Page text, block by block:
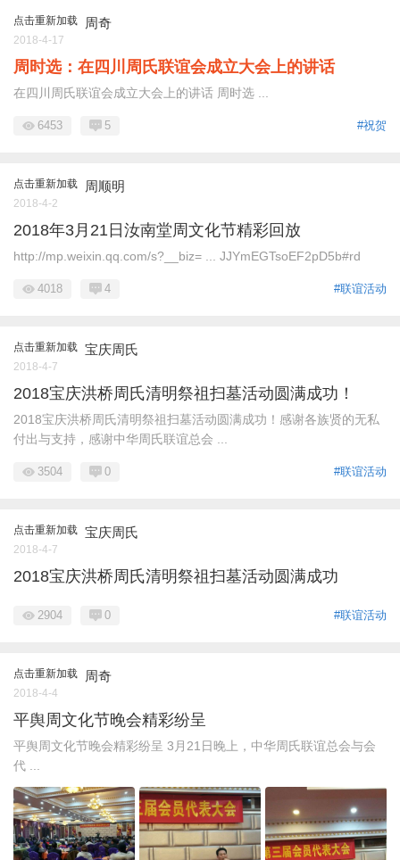
点击重新加载 周奇
2018-4-17
周时选：在四川周氏联谊会成立大会上的讲话
在四川周氏联谊会成立大会上的讲话 周时选 ...
#祝贺
6453 5
点击重新加载 周顺明
2018-4-2
2018年3月21日汝南堂周文化节精彩回放
http://mp.weixin.qq.com/s?__biz= ... JJYmEGTsoEF2pD5b#rd
#联谊活动
4018 4
点击重新加载 宝庆周氏
2018-4-7
2018宝庆洪桥周氏清明祭祖扫墓活动圆满成功！
2018宝庆洪桥周氏清明祭祖扫墓活动圆满成功！感谢各族贤的无私
付出与支持，感谢中华周氏联谊总会 ...
#联谊活动
3504 0
点击重新加载 宝庆周氏
2018-4-7
2018宝庆洪桥周氏清明祭祖扫墓活动圆满成功
#联谊活动
2904 0
点击重新加载 周奇
2018-4-4
平舆周文化节晚会精彩纷呈
平舆周文化节晚会精彩纷呈 3月21日晚上，中华周氏联谊总会与会
代 ...